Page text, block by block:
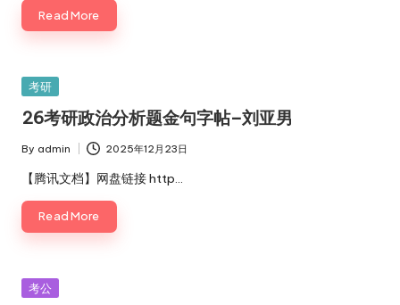
Read More
Posted
考研
26考研政治分析题金句字帖–刘亚男
Posted
by
By admin 2025年12月23日
【腾讯文档】网盘链接 http…
Read More
Posted
考公